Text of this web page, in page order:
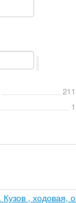
211
1